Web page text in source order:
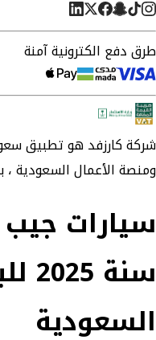
طرق دفع الكترونية آمنة
شركةكارزفدهو تطبيق
ومنصة الأعمال السعودية ،
سيارات
السعودية